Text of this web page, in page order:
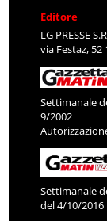
Editore
LG PRESSE
via Festaz, 52
Settimanale
9/2002
Settimanale
del 4/10/2016